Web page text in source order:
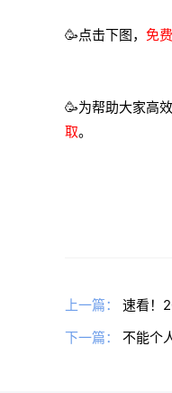
🥳点击下图， 免
🥳为帮助大家高
取。
上一篇：
速看！
下一篇：
不能个